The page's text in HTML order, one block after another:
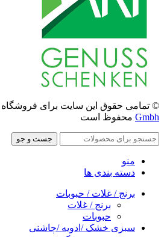
© تمامی حقوق این سایت برای فروشگاه
Gmbh محفوظ است
جست و جو
منو
دسته بندی ها
برنج / غلات / حبوبات
برنج / غلات
حبوبات
سبزی خشک /ادویه /چاشنی